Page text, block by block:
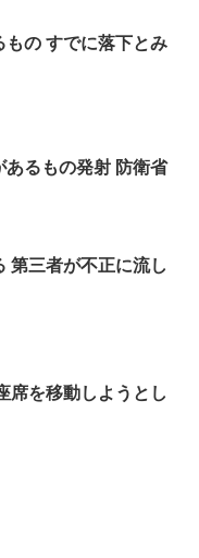
の すでに落下とみ
るもの発射 防衛省
第三者が不正に流し
席を移動しようとし